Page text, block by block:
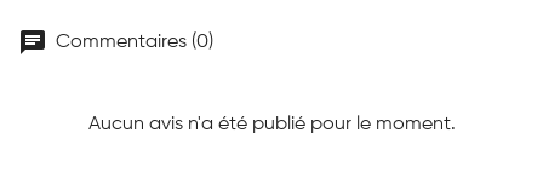
chat Commentaires (0)
Aucun avis n'a été publié pour le moment.